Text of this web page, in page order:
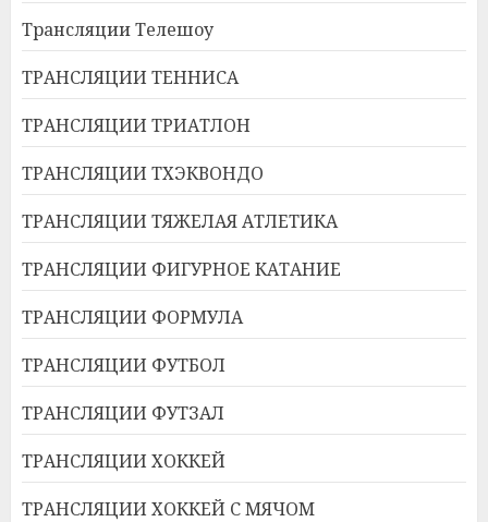
Трансляции Телешоу
ТРАНСЛЯЦИИ ТЕННИСА
ТРАНСЛЯЦИИ ТРИАТЛОН
ТРАНСЛЯЦИИ ТХЭКВОНДО
ТРАНСЛЯЦИИ ТЯЖЕЛАЯ АТЛЕТИКА
ТРАНСЛЯЦИИ ФИГУРНОЕ КАТАНИЕ
ТРАНСЛЯЦИИ ФОРМУЛА
ТРАНСЛЯЦИИ ФУТБОЛ
ТРАНСЛЯЦИИ ФУТЗАЛ
ТРАНСЛЯЦИИ ХОККЕЙ
ТРАНСЛЯЦИИ ХОККЕЙ С МЯЧОМ